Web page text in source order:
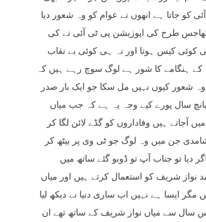
کو جاتا ہے انھوں نے عوام کو وہ شعور دیا
تھاجس طرح کی اپوزیشن پی ٹی آئی نے کی
ہی کوئی کیس ہوتا اور نہ ہی کوئی بے نقاب
کے ہنگامے کا شور ہے لوگ سوچ رہے ہیں کہ
وہ شعور کیوں نہیں مل سکا جو ایک بار صدر
سال پورے کیے وجہ یہ ہے کہ جب میاں
آجاتے ہیں وفاداروں کو گڈے لائن لگا کر
جن میں وہ لوگ جو ٹی وی پر بیٹھ کر
دیا تو جناب آپ تو ڈوبو گئے ساتھ میں
نواز شریف کو استعمال کرتے ہیں اور میاں
ایسا ہے نہیں اب ساری دنیا نے دیکھ لیا
سال سے میاں نواز شریف کے ساتھ تھے ان